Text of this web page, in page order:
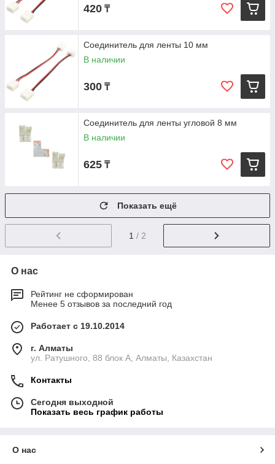
420 ₸
Соединитель для ленты 10 мм
В наличии
300 ₸
Соединитель для ленты угловой 8 мм
В наличии
625 ₸
Показать ещё
1 / 2
О нас
Рейтинг не сформирован
Менее 5 отзывов за последний год
Работает с 19.10.2014
г. Алматы
ул. Ратушного, 88 блок A, Алматы, Казахстан
Контакты
Сегодня выходной
Показать весь график работы
О нас